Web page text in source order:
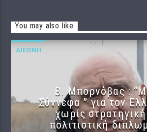
You may also like
ΔΙΕΘΝΉ
B. Μπορνόβας :
Σύννεφα ” για τον
χωρίς στρατηγική
πολιτιστική